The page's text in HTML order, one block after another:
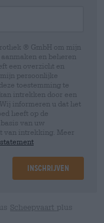
® GmbH om mijn
en beheren
een overzicht en
persoonlijke
toestemming te
intrekken door een
informeren u dat het
heeft op de
van uw
van intrekking. Meer
Inschrijven
Scheepvaart plus